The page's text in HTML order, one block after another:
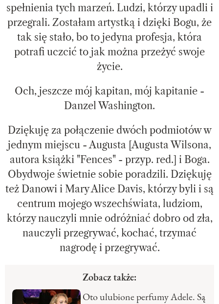
spełnienia tych marzeń. Ludzi, którzy upadli i
przegrali. Zostałam artystką i dzięki Bogu, że
tak się stało, bo to jedyna profesja, która
potrafi uczcić to jak można przeżyć swoje
życie.
Och, jeszcze mój kapitan, mój kapitanie -
Danzel Washington.
Dziękuję za połączenie dwóch podmiotów w
jednym miejscu - Augusta [Augusta Wilsona,
autora książki "Fences" - przyp. red.] i Boga.
Obydwoje świetnie sobie poradzili. Dziękuję
też Danowi i Mary Alice Davis, którzy byli i są
centrum mojego wszechświata, ludziom,
którzy nauczyli mnie odróżniać dobro od zła,
nauczyli przegrywać, kochać, trzymać
nagrodę i przegrywać.
Zobacz także:
Oto ulubione perfumy Adele. Są